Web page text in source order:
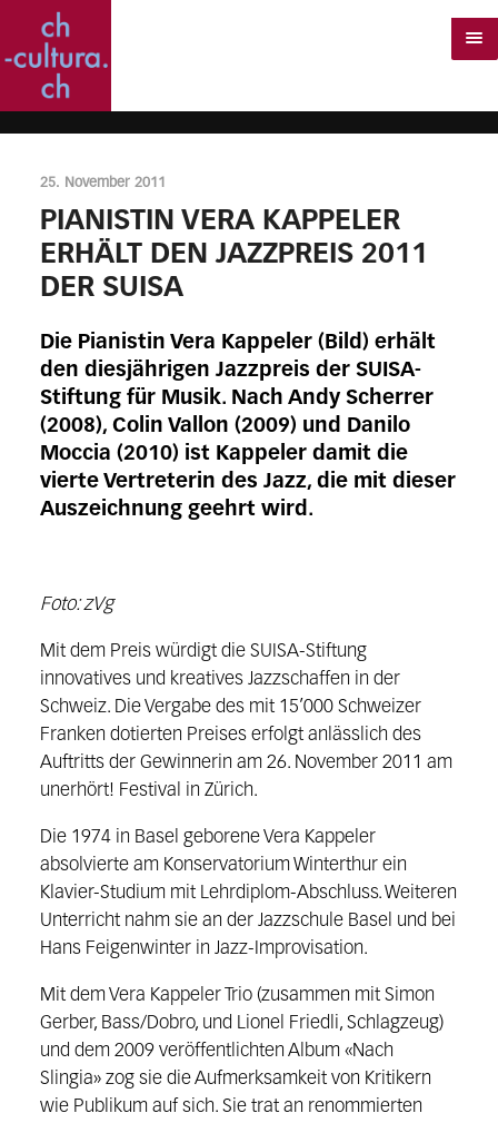
25. November 2011
PIANISTIN VERA KAPPELER
ERHÄLT DEN JAZZPREIS 2011
DER SUISA
Die Pianistin Vera Kappeler (Bild) erhält
den diesjährigen Jazzpreis der SUISA-
Stiftung für Musik. Nach Andy Scherrer
(2008), Colin Vallon (2009) und Danilo
Moccia (2010) ist Kappeler damit die
vierte Vertreterin des Jazz, die mit dieser
Auszeichnung geehrt wird.
Foto: zVg
Mit dem Preis würdigt die SUISA-Stiftung
innovatives und kreatives Jazzschaffen in der
Schweiz. Die Vergabe des mit 15’000 Schweizer
Franken dotierten Preises erfolgt anlässlich des
Auftritts der Gewinnerin am 26. November 2011 am
unerhört! Festival in Zürich.
Die 1974 in Basel geborene Vera Kappeler
absolvierte am Konservatorium Winterthur ein
Klavier-Studium mit Lehrdiplom-Abschluss. Weiteren
Unterricht nahm sie an der Jazzschule Basel und bei
Hans Feigenwinter in Jazz-Improvisation.
Mit dem Vera Kappeler Trio (zusammen mit Simon
Gerber, Bass/Dobro, und Lionel Friedli, Schlagzeug)
und dem 2009 veröffentlichten Album «Nach
Slingia» zog sie die Aufmerksamkeit von Kritikern
wie Publikum auf sich. Sie trat an renommierten